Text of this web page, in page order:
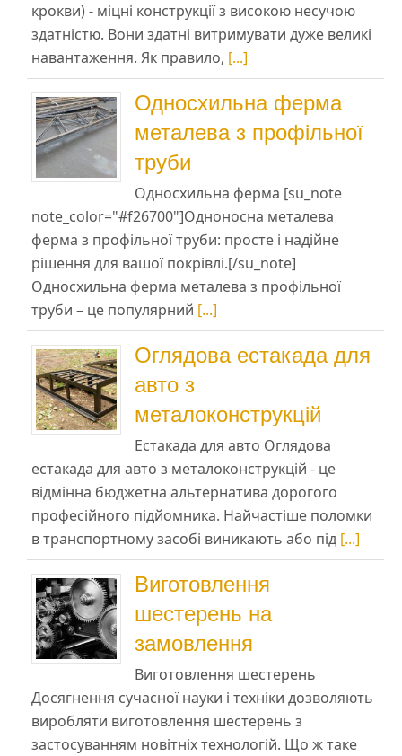
крокви) - міцні конструкції з високою несучою
здатністю. Вони здатні витримувати дуже великі
навантаження. Як правило, [...]
Односхильна ферма
металева з профільної
труби
Односхильна ферма [su_note
note_color="#f26700"]Одноносна металева
ферма з профільної труби: просте і надійне
рішення для вашої покрівлі.[/su_note]
Односхильна ферма металева з профільної
труби – це популярний [...]
Оглядова естакада для
авто з
металоконструкцій
Естакада для авто Оглядова
естакада для авто з металоконструкцій - це
відмінна бюджетна альтернатива дорогого
професійного підйомника. Найчастіше поломки
в транспортному засобі виникають або під [...]
Виготовлення
шестерень на
замовлення
Виготовлення шестерень
Досягнення сучасної науки і техніки дозволяють
виробляти виготовлення шестерень з
застосуванням новітніх технологій. Що ж таке